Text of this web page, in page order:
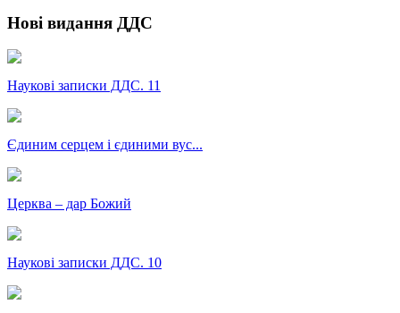
Нові видання ДДС
Наукові записки ДДС. 11
Єдиним серцем і єдиними вус...
Церква – дар Божий
Наукові записки ДДС. 10